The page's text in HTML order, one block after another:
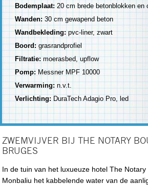
Bodemplaat:20 cm brede betonblokken en
Wanden: 30 cm gewapend beton
Wandbekleding:pvc-liner, zwart
Boord:grasrandprofiel
Filtratie:moerasbed, upflow
Pomp: Messner MPF 10000
Verwarming: n.v.t.
Verlichting: DuraTech Adagio Pro, led
ZWEMVIJVER BIJ THE NOTARY
BRUGES
In de tuin van het luxueuze hotel The
Monbaliu het kabbelende water van de